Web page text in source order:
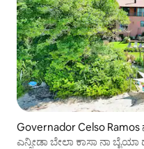
Governador Celso Ramos
ಎನ್ಸೀಡಾ ಬೇಲಾ ಕಾಸಾ ನಾ